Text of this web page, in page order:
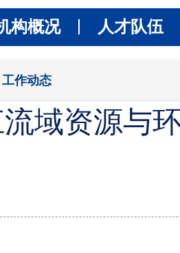
构概况 人才队伍
工作动态
流域资源与